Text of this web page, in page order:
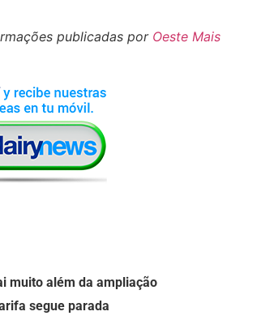
publicadas por Oeste Mais
muito além da ampliação
segue parada